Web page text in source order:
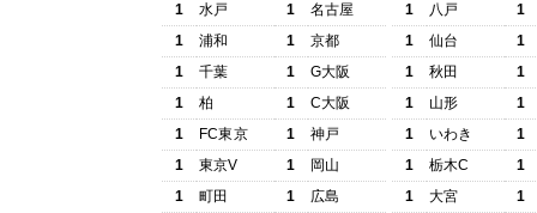
1
水戸 1
名古屋
1
浦和 1
京都
1
千葉 1
G大阪
1
柏 1
C大阪
1
FC東京 1
神戸
1
東京V 1
岡山
1
町田 1
広島
1
八戸
1
1
仙台
1
1
秋田
1
1
山形
1
1
いわき
1
1
栃木C
1
1
大宮
1